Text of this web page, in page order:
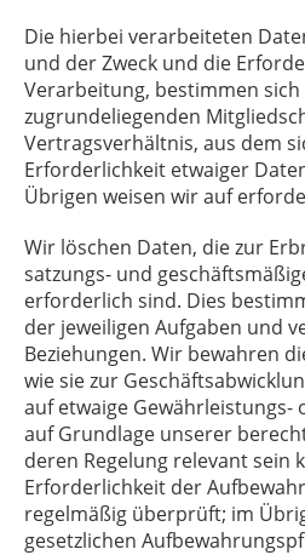
Die hierbei verarbeiteten
und der Zweck und die
Verarbeitung, bestimmen sich
zugrundeliegenden
Vertragsverhältnis, aus dem
Erforderlichkeit etwaiger
Übrigen weisen wir auf
Wir löschen Daten, die zur
satzungs- und
erforderlich sind. Dies
der jeweiligen Aufgaben und
Beziehungen. Wir bewahren
wie sie zur
auf etwaige
auf Grundlage unserer
deren Regelung relevant sein
Erforderlichkeit der
regelmäßig überprüft; im
gesetzlichen